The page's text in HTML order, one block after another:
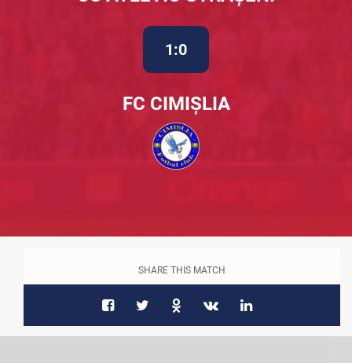
1:0
FC CIMIȘLIA
SHARE THIS MATCH